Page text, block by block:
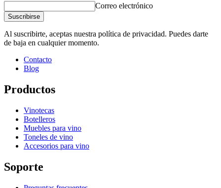
Correo electrónico
Suscribirse
Al suscribirte, aceptas nuestra política de privacidad. Puedes darte
de baja en cualquier momento.
Contacto
Blog
Productos
Vinotecas
Botelleros
Muebles para vino
Toneles de vino
Accesorios para vino
Soporte